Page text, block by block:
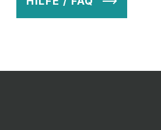
Ihr zu 100% zufrieden seid. Danach